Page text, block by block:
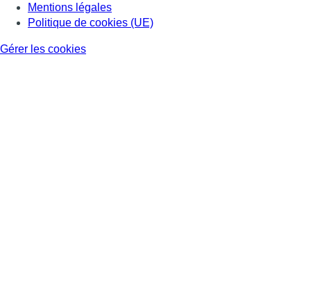
Mentions légales
Politique de cookies (UE)
Gérer les cookies